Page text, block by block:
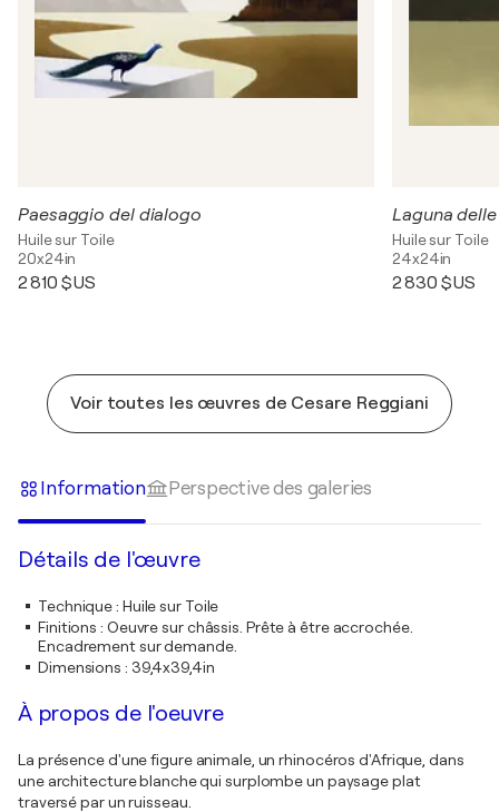
Paesaggio del dialogo
Huile sur Toile
20x24in
2 810 $US
Laguna
Huile sur Toile
24x24in
2 830 $US
Voir toutes les œuvres de Cesare Reggiani
Information Perspective des galeries
Détails de l'œuvre
Technique: Huile sur Toile
Finitions : Oeuvre sur châssis. Prête à être accrochée.
Encadrement sur demande.
Dimensions : 39,4x39,4in
À propos de l'oeuvre
La présence d'une figure animale, un rhinocéros d'Afrique, dans
une architecture blanche qui surplombe un paysage plat
traversé par un ruisseau.